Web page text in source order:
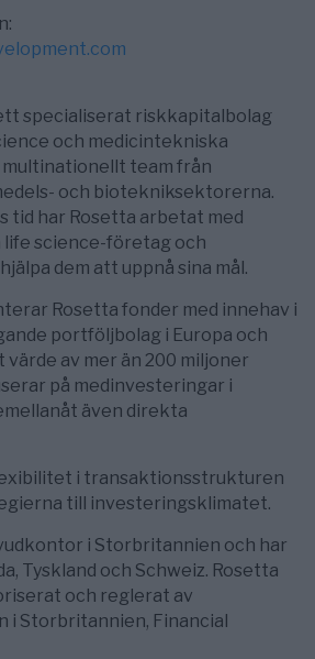
specialiserat riskkapitalbolag
och medicintekniska
team från
och biotekniksektorerna.
tid har Rosetta arbetat med
science-företag och
dem att uppnå sina mål.
Rosetta fonder med innehav i
portföljbolag i Europa och
av mer än 200 miljoner
på medinvesteringar i
även direkta
i transaktionsstrukturen
till investeringsklimatet.
i Storbritannien och har
Tyskland och Schweiz. Rosetta
och reglerat av
i Storbritannien, Financial